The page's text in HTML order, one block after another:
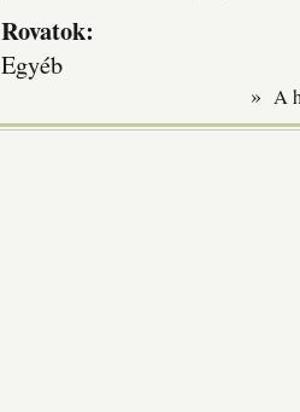
Rovatok:
Egyéb
» A